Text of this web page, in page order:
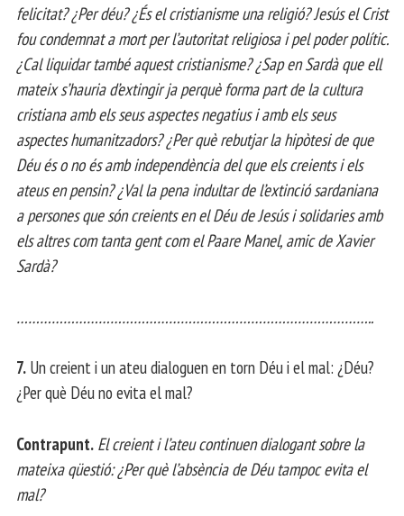
felicitat? ¿Per déu? ¿És el cristianisme una religió? Jesús el Crist
fou condemnat a mort per l’autoritat religiosa i pel poder polític.
¿Cal liquidar també aquest cristianisme? ¿Sap en Sardà que ell
mateix s’hauria d’extingir ja perquè forma part de la cultura
cristiana amb els seus aspectes negatius i amb els seus
aspectes humanitzadors? ¿Per què rebutjar la hipòtesi de que
Déu és o no és amb independència del que els creients i els
ateus en pensin? ¿Val la pena indultar de l’extinció sardaniana
a persones que són creients en el Déu de Jesús i solidaries amb
els altres com tanta gent com el Paare Manel, amic de Xavier
Sardà?
………………………………………………………………………………..
7. Un creient i un ateu dialoguen en torn Déu i el mal: ¿Déu?
¿Per què Déu no evita el mal?
Contrapunt. El creient i l’ateu continuen dialogant sobre la
mateixa qüestió: ¿Per què l’absència de Déu tampoc evita el
mal?